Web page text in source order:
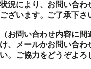
状況により、お問い合わ
ございます。ご了承下さ
（お問い合わせ内容に
け、メールかお問い合わ
い。ご協力をどうぞよろ